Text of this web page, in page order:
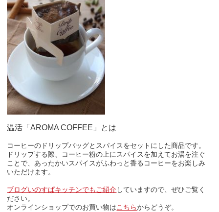
温活「AROMA COFFEE」とは
コーヒーのドリップバッグとスパイスをセットにした商品です。
ドリップする際、コーヒー粉の上にスパイスを加えてお湯を注ぐ
ことで、あったかいスパイスがふわっと香るコーヒーをお楽しみ
いただけます。
ブログいのすぱキッチンでもご紹介していますので、ぜひご覧く
ださい。
オンラインショップでのお買い物はこちらからどうぞ。